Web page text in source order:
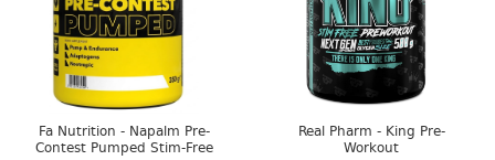
Fa Nutrition - Napalm Pre-
Contest Pumped Stim-Free
Real Pharm - King Pre-
Workout